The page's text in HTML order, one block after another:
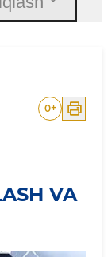
0+
VA